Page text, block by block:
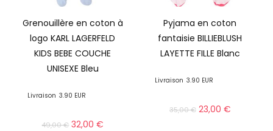
Grenouillère en coton à
logo KARL LAGERFELD
KIDS BEBE COUCHE
UNISEXE Bleu
Livraison 3.90 EUR
49,00€ 32,00€
Pyjama en coton
fantaisie BILLIEBLUSH
LAYETTE FILLE Blanc
Livraison 3.90 EUR
35,00€ 23,00 €